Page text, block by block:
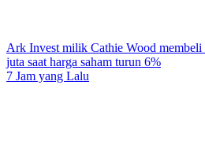
Ark Invest milik Cathie Wood membeli
juta saat harga saham turun 6%
7 Jam yang Lalu